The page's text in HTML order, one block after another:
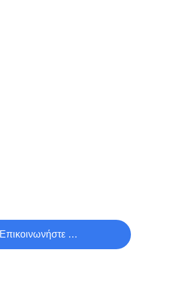
Επικοινωνήστε Τώρα